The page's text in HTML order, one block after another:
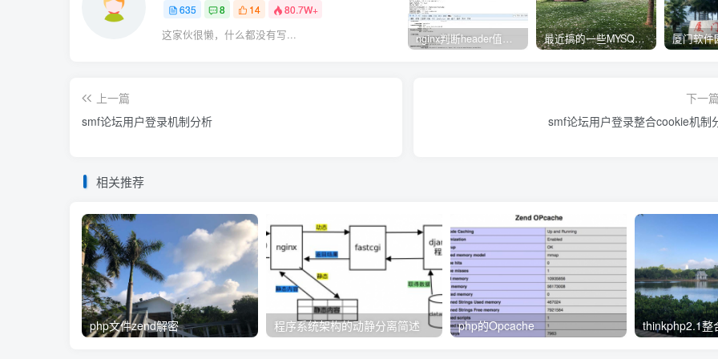
635 8 14 80.7W+
这家伙很懒，什么都没有写... nginx判断header值转发不同upstream处理 最近搞的一些MYSQL相关的docker镜像
上一篇
smf论坛用户登录机制分析
下一
smf论坛用户登录整合cookie机制
相关推荐
php文件zend解密 程序系统架构的动静分离简述 php的Opcache